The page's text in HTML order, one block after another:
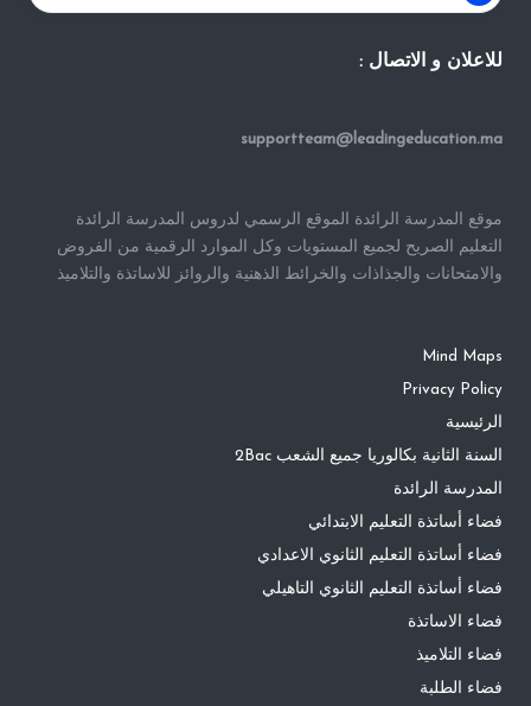
للاعلان و الاتصال :
supportteam@leadingeducation.ma
موقع المدرسة الرائدة الموقع الرسمي لدروس المدرسة الرائدة
التعليم الصريح لجميع المستويات وكل الموارد الرقمية من الفروض
والامتحانات والجذاذات والخرائط الذهنية والروائز للاساتذة والتلاميذ
Mind Maps
Privacy Policy
الرئيسية
السنة الثانية بكالوريا جميع الشعب 2Bac
المدرسة الرائدة
فضاء أساتذة التعليم الابتدائي
فضاء أساتذة التعليم الثانوي الاعدادي
فضاء أساتذة التعليم الثانوي التاهيلي
فضاء الاساتذة
فضاء التلاميذ
فضاء الطلبة